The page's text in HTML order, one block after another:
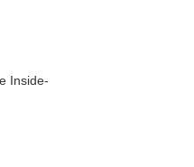
Inside-